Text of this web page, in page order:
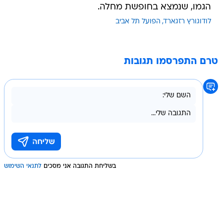
הגמו, שנמצא בחופשת מחלה.
לודוגורץ רזגארד הפועל תל אביב
טרם התפרסמו תגובות
בשליחת התגובה אני מסכים לתנאי השימוש